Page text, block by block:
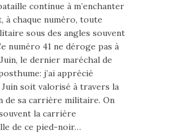
continue à m’enchanter
à chaque numéro, toute
sous des angles souvent
numéro 41 ne déroge pas à
le dernier maréchal de
j’ai apprécié
Juin soit valorisé à travers la
de sa carrière militaire. On
la carrière
de ce pied-noir…